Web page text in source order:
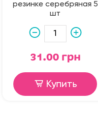
резинке серебряная 5
шт
31.00 грн
Купить